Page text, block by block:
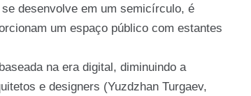
desenvolve em um semicírculo, é
um espaço público com estantes
na era digital, diminuindo a
e designers (Yuzdzhan Turgaev,